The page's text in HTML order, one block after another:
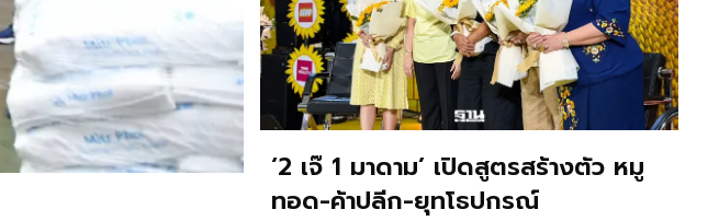
‘2 เจ๊ 1 มาดาม’ เปิดสูตรสร้างตัว หมู
ทอด-ค้าปลีก-ยุทโธปกรณ์